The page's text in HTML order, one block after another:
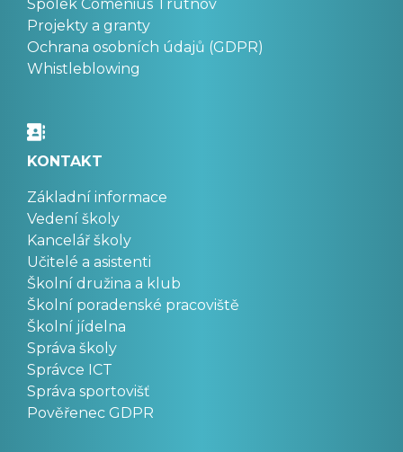
Spolek Comenius Trutnov
Projekty a granty
Ochrana osobních údajů (GDPR)
Whistleblowing
KONTAKT
Základní informace
Vedení školy
Kancelář školy
Učitelé a asistenti
Školní družina a klub
Školní poradenské pracoviště
Školní jídelna
Správa školy
Správce ICT
Správa sportovišť
Pověřenec GDPR